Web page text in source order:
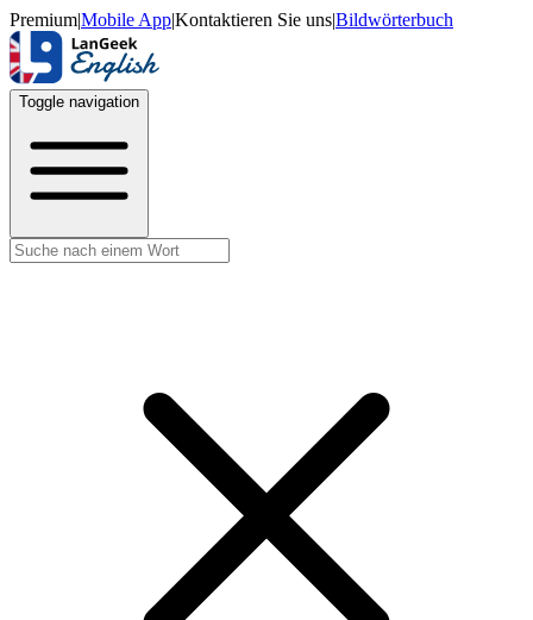
Premium|Mobile App|Kontaktieren Sie uns|Bildwörterbuch
Toggle navigation